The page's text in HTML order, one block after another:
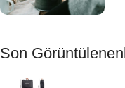
Muftağı
Kampçı
Son